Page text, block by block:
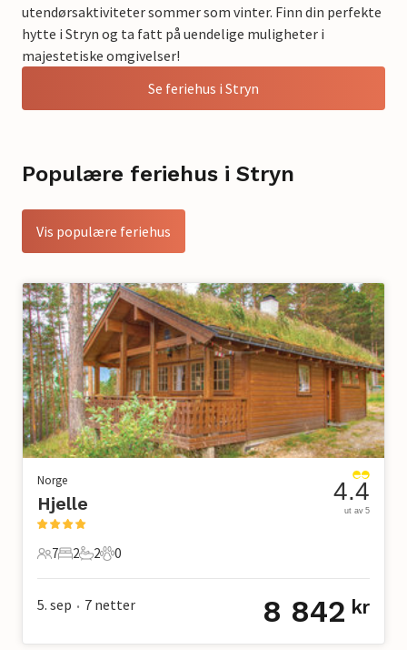
utendørsaktiviteter sommer som vinter. Finn din perfekte
hytte i Stryn og ta fatt på uendelige muligheter i
majestetiske omgivelser!
Se feriehus i Stryn
Populære feriehus i Stryn
Vis populære feriehus
Norge
Hjelle
7 Gjester
7
2 Soverom
2
2 Bad
2
0 Kjæledyr
0
4.4
ut av 5
5. sep • 7 netter 8 842 kr